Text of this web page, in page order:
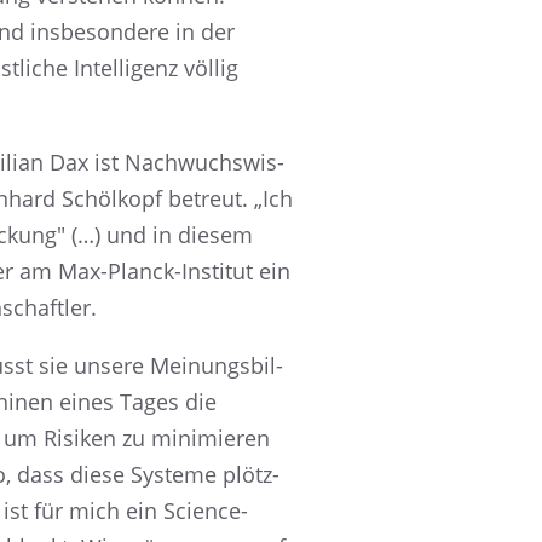
insbe­son­dere in der
Intel­li­genz völlig
Dax ist Nachwuchs­wis­
Schöl­kopf betreut. „Ich
(…) und in diesem
am Max-Planck-Insti­tut ein
sie unsere Meinungs­bil­
eines Tages die
Risiken zu minimie­ren
dass diese Systeme plötz­
für mich ein Science-